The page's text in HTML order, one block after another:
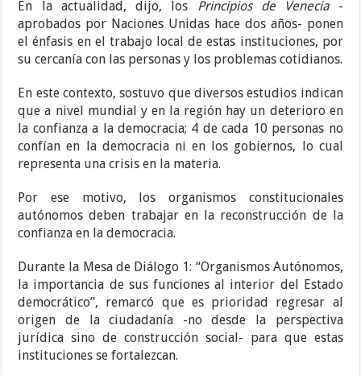
En la actualidad, dijo, los Principios de Venecia-
aprobados por Naciones Unidas hace dos años- ponen
el énfasis en el trabajo local de estas instituciones, por
su cercanía con las personas y los problemas cotidianos.
En este contexto, sostuvo que diversos estudios indican
que a nivel mundial y en la región hay un deterioro en
la confianza a la democracia; 4 de cada 10 personas no
confían en la democracia ni en los gobiernos, lo cual
representa una crisis en la materia.
Por ese motivo, los organismos constitucionales
autónomos deben trabajar en la reconstrucción de la
confianza en la democracia.
Durante la Mesa de Diálogo 1: “Organismos Autónomos,
la importancia de sus funciones al interior del Estado
democrático”, remarcó que es prioridad regresar al
origen de la ciudadanía -no desde la perspectiva
jurídica sino de construcción social- para que estas
instituciones se fortalezcan.